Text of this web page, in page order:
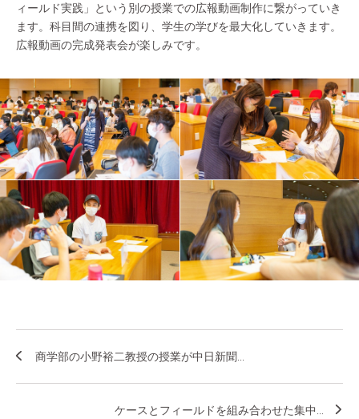
ィールド実践」という別の授業での広報動画制作に繋がっていき
ます。科目間の連携を図り、学生の学びを最大化していきます。
広報動画の完成発表会が楽しみです。
商学部の小野裕二教授の授業が中日新聞...
ケースとフィールドを組み合わせた集中...